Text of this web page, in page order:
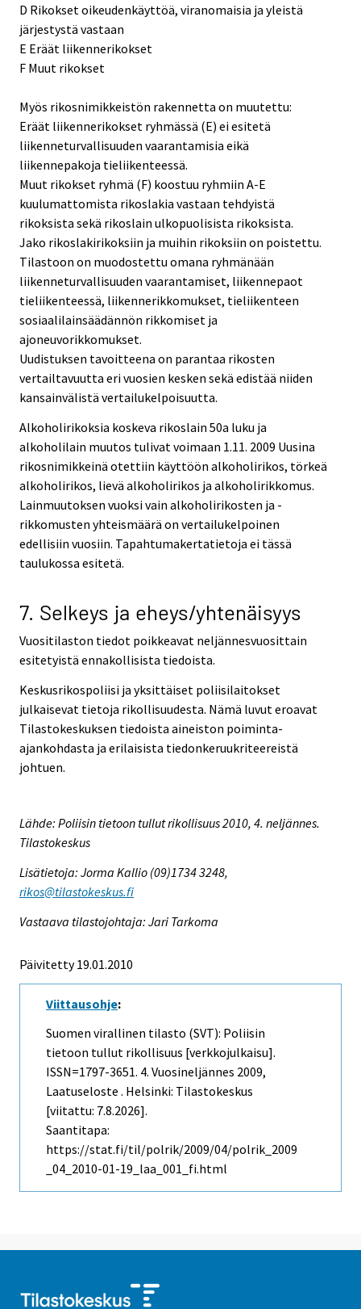
D Rikokset oikeudenkäyttöä, viranomaisia ja yleistä
järjestystä vastaan
E Eräät liikennerikokset
F Muut rikokset
Myös rikosnimikkeistön rakennetta on muutettu:
Eräät liikennerikokset ryhmässä (E) ei esitetä
liikenneturvallisuuden vaarantamisia eikä
liikennepakoja tieliikenteessä.
Muut rikokset ryhmä (F) koostuu ryhmiin A-E
kuulumattomista rikoslakia vastaan tehdyistä
rikoksista sekä rikoslain ulkopuolisista rikoksista.
Jako rikoslakirikoksiin ja muihin rikoksiin on poistettu.
Tilastoon on muodostettu omana ryhmänään
liikenneturvallisuuden vaarantamiset, liikennepaot
tieliikenteessä, liikennerikkomukset, tieliikenteen
sosiaalilainsäädännön rikkomiset ja
ajoneuvorikkomukset.
Uudistuksen tavoitteena on parantaa rikosten
vertailtavuutta eri vuosien kesken sekä edistää niiden
kansainvälistä vertailukelpoisuutta.
Alkoholirikoksia koskeva rikoslain 50a luku ja
alkoholilain muutos tulivat voimaan 1.11. 2009 Uusina
rikosnimikkeinä otettiin käyttöön alkoholirikos, törkeä
alkoholirikos, lievä alkoholirikos ja alkoholirikkomus.
Lainmuutoksen vuoksi vain alkoholirikosten ja -
rikkomusten yhteismäärä on vertailukelpoinen
edellisiin vuosiin. Tapahtumakertatietoja ei tässä
taulukossa esitetä.
7. Selkeys ja eheys/yhtenäisyys
Vuositilaston tiedot poikkeavat neljännesvuosittain
esitetyistä ennakollisista tiedoista.
Keskusrikospoliisi ja yksittäiset poliisilaitokset
julkaisevat tietoja rikollisuudesta. Nämä luvut eroavat
Tilastokeskuksen tiedoista aineiston poiminta-
ajankohdasta ja erilaisista tiedonkeruukriteereistä
johtuen.
Lähde: Poliisin tietoon tullut rikollisuus 2010, 4. neljännes.
Tilastokeskus
Lisätietoja: Jorma Kallio (09)1734 3248,
rikos@tilastokeskus.fi
Vastaava tilastojohtaja: Jari Tarkoma
Päivitetty 19.01.2010
Viittausohje:
Suomen virallinen tilasto (SVT): Poliisin
tietoon tullut rikollisuus [verkkojulkaisu].
ISSN=1797-3651. 4. Vuosineljännes 2009,
Laatuseloste . Helsinki: Tilastokeskus
[viitattu: 7.8.2026].
Saantitapa:
https://stat.fi/til/polrik/2009/04/polrik_2009
_04_2010-01-19_laa_001_fi.html